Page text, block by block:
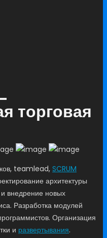
торговая
teamlead, SCRUM
архитектуры
внедрение новых
Разработка модулей
Организация
и развертывания.